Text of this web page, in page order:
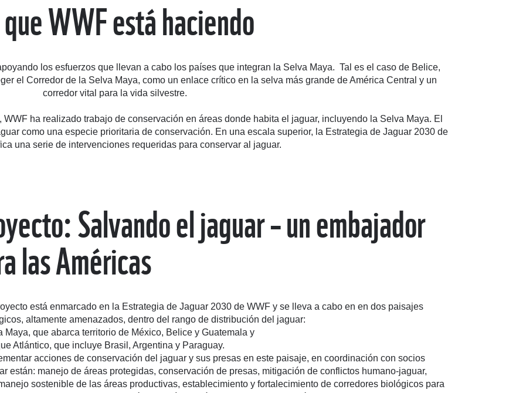
WWF está haciendo
los esfuerzos que llevan a cabo los países que integran la Selva Maya. Tal es el caso de Belice,
el Corredor de la Selva Maya, como un enlace crítico en la selva más grande de América Central y un
corredor vital para la vida silvestre.
ha realizado trabajo de conservación en áreas donde habita el jaguar, incluyendo la Selva Maya. El
como una especie prioritaria de conservación. En una escala superior, la Estrategia de Jaguar 2030 de
una serie de intervenciones requeridas para conservar al jaguar.
Salvando el jaguar – un embajador
las Américas
está enmarcado en la Estrategia de Jaguar 2030 de WWF y se lleva a cabo en en dos paisajes
altamente amenazados, dentro del rango de distribución del jaguar:
Maya, que abarca territorio de México, Belice y Guatemala y
Atlántico, que incluye Brasil, Argentina y Paraguay.
acciones de conservación del jaguar y sus presas en este paisaje, en coordinación con socios
están: manejo de áreas protegidas, conservación de presas, mitigación de conflictos humano-jaguar,
sostenible de las áreas productivas, establecimiento y fortalecimiento de corredores biológicos para